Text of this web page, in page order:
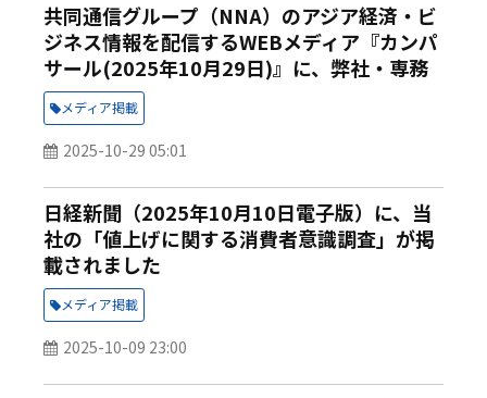
共同通信グループ（NNA）のアジア経済・ビ
ジネス情報を配信するWEBメディア『カンパ
サール(2025年10月29日)』に、弊社・専務
取締役 渋谷行秀による「アジアで進む「CX向
上 心地よい顧客体験で選ばれる」が掲載され
ました
メディア掲載
2025-10-29 05:01
日経新聞（2025年10月10日電子版）に、当
社の「値上げに関する消費者意識調査」が掲
載されました
メディア掲載
2025-10-09 23:00